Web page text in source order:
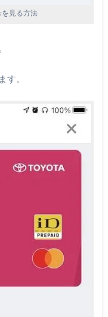
を見る方法
す。